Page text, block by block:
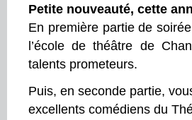
Petite nouveauté, cette
En première partie de
l’école de théâtre de
talents prometeurs.
Puis, en seconde partie,
excellents comédiens du